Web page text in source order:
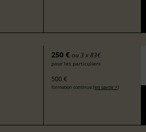
250 € ou 3 x 83€
pour les particuliers
500 €
formation continue (en savoir +)